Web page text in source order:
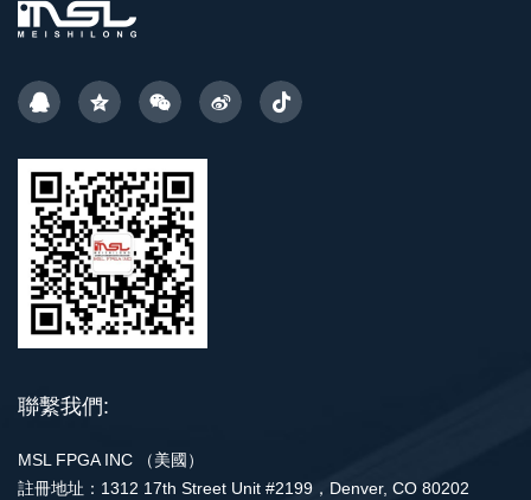
聯繫我們:
MSL FPGA INC （美國）
註冊地址：1312 17th Street Unit #2199，Denver, CO 80202